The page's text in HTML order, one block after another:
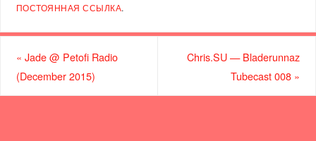
ПОСТОЯННАЯ ССЫЛКА.
« Jade @ Petofi Radio
(December 2015)
Chris.SU — Bladerunnaz
Tubecast 008 »